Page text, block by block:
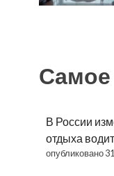
Самое
В России
отдыха
опубликовано